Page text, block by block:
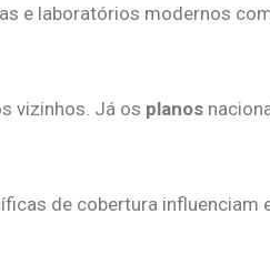
e laboratórios modernos
vizinhos. Já os planos
de cobertura